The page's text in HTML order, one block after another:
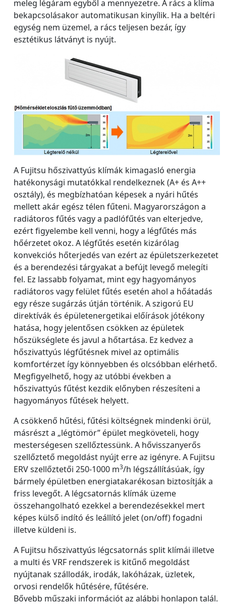
meleg légáram egyből a mennyezetre. A rács a klíma
bekapcsolásakor automatikusan kinyílik. Ha a beltéri
egység nem üzemel, a rács teljesen bezár, így
esztétikus látványt is nyújt.
A Fujitsu hőszivattyús klímák kimagasló energia
hatékonysági mutatókkal rendelkeznek (A+ és A++
osztály), és megbízhatóan képesek a nyári hűtés
mellett akár egész télen fűteni. Magyarországon a
radiátoros fűtés vagy a padlófűtés van elterjedve,
ezért figyelembe kell venni, hogy a légfűtés más
hőérzetet okoz. A légfűtés esetén kizárólag
konvekciós hőterjedés van ezért az épületszerkezetet
és a berendezési tárgyakat a befújt levegő melegíti
fel. Ez lassabb folyamat, mint egy hagyományos
radiátoros vagy felület fűtés esetén ahol a hőátadás
egy része sugárzás útján történik. A szigorú EU
direktívák és épületenergetikai előírások jótékony
hatása, hogy jelentősen csökken az épületek
hőszükséglete és javul a hőtartása. Ez kedvez a
hőszivattyús légfűtésnek mivel az optimális
komfortérzet így könnyebben és olcsóbban elérhető.
Megfigyelhető, hogy az utóbbi években a
hőszivattyús fűtést kezdik előnyben részesíteni a
hagyományos fűtések helyett.
A csökkenő hűtési, fűtési költségnek mindenki örül,
másrészt a „légtömör” épület megköveteli, hogy
mesterségesen szellőztessünk. A hővisszanyerős
szellőztető megoldást nyújt erre az igényre. A Fujitsu
ERV szellőztetői 250-1000 m3/h légszállításúak, így
bármely épületben energiatakarékosan biztosítják a
friss levegőt. A légcsatornás klímák üzeme
összehangolható ezekkel a berendezésekkel mert
képes külső indító és leállító jelet (on/off) fogadni
illetve küldeni is.
A Fujitsu hőszivattyús légcsatornás split klímái illetve
a multi és VRF rendszerek is kitűnő megoldást
nyújtanak szállodák, irodák, lakóházak, üzletek,
orvosi rendelők hűtésére, fűtésére.
Bővebb műszaki információt az alábbi honlapon talál.